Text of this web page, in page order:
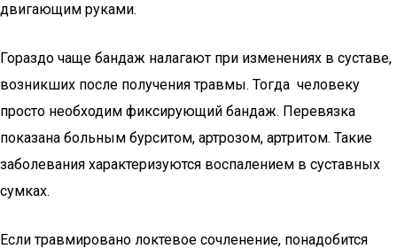
двигающим руками.
Гораздо чаще бандаж налагают при изменениях в суставе,
возникших после получения травмы. Тогда человеку
просто необходим фиксирующий бандаж. Перевязка
показана больным бурситом, артрозом, артритом. Такие
заболевания характеризуются воспалением в суставных
сумках.
Если травмировано локтевое сочленение, понадобится